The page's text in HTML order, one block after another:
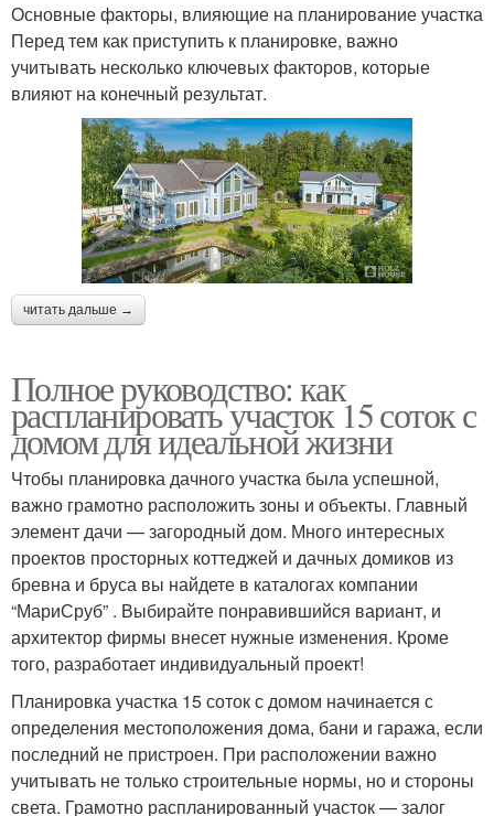
Основные факторы, влияющие на планирование участка
Перед тем как приступить к планировке, важно
учитывать несколько ключевых факторов, которые
влияют на конечный результат.
читать дальше →
Полное руководство: как
распланировать участок 15 соток с
домом для идеальной жизни
Чтобы планировка дачного участка была успешной,
важно грамотно расположить зоны и объекты. Главный
элемент дачи — загородный дом. Много интересных
проектов просторных коттеджей и дачных домиков из
бревна и бруса вы найдете в каталогах компании
“МариСруб” . Выбирайте понравившийся вариант, и
архитектор фирмы внесет нужные изменения. Кроме
того, разработает индивидуальный проект!
Планировка участка 15 соток с домом начинается с
определения местоположения дома, бани и гаража, если
последний не пристроен. При расположении важно
учитывать не только строительные нормы, но и стороны
света. Грамотно распланированный участок — залог